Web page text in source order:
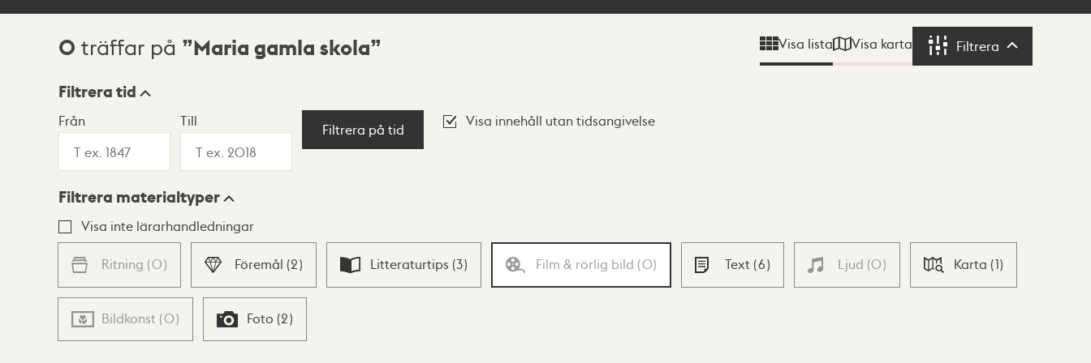
Sökresultat
0 träffar på Maria gamla skola Visa lista Visa karta Filtrera Filtrera
Visningsläge
Lista Karta
Filtrera tid
Från Till
Filtrera på tid
Visa innehåll utan tidsangivelse
Filtrera materialtyper
Visa inte lärarhandledningar
Ritning (0) Föremål (2) Litteraturtips (3) Film & rörlig bild (0) Text (6) Ljud (0) Karta (1)
Bildkonst (0) Foto (2)